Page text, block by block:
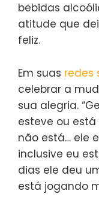
bebidas
atitude que
feliz.
Em suas redes
celebrar a
sua alegria.
esteve ou
não está… ele
inclusive eu
dias ele deu
está jogando